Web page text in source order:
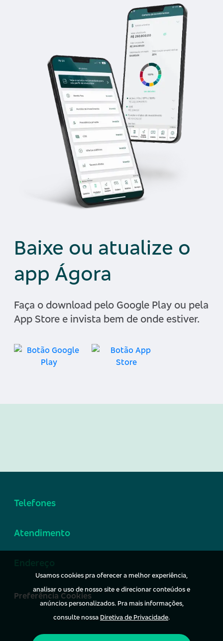
Baixe ou atualize o
app Ágora
Faça o download pelo Google Play ou pela
App Store e invista bem de onde estiver.
Telefones
Atendimento
Endereço
Preferência Cookies
Usamos cookies pra oferecer a melhor experiência,
analisar o uso de nosso site e direcionar conteúdos e
anúncios personalizados. Pra mais informações,
consulte nossa Diretiva de Privacidade.